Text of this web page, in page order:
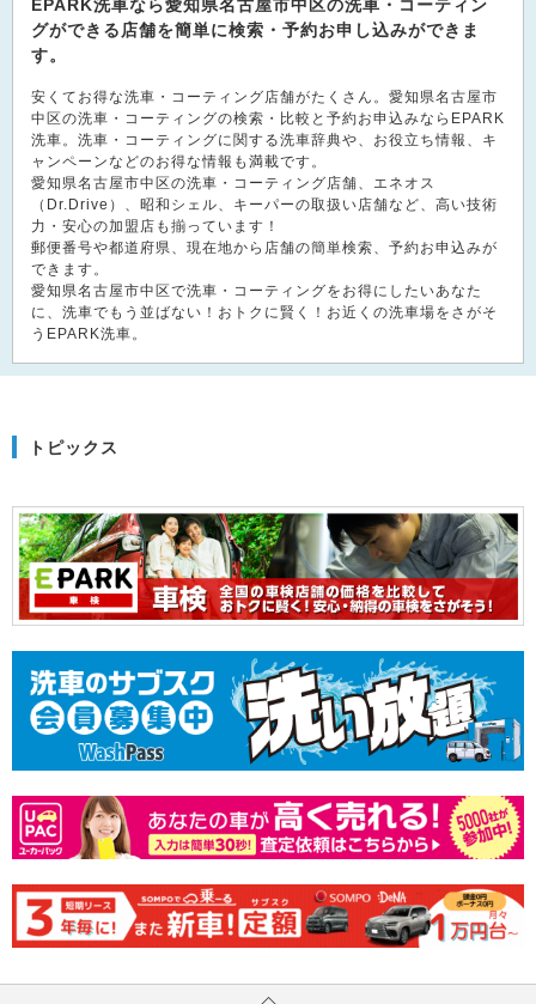
EPARK洗車なら愛知県名古屋市中区の洗車・コーティン
グができる店舗を簡単に検索・予約お申し込みができま
す。
安くてお得な洗車・コーティング店舗がたくさん。愛知県名古屋市
中区の洗車・コーティングの検索・比較と予約お申込みならEPARK
洗車。洗車・コーティングに関する洗車辞典や、お役立ち情報、キ
ャンペーンなどのお得な情報も満載です。
愛知県名古屋市中区の洗車・コーティング店舗、エネオス
（Dr.Drive）、昭和シェル、キーパーの取扱い店舗など、高い技術
力・安心の加盟店も揃っています！
郵便番号や都道府県、現在地から店舗の簡単検索、予約お申込みが
できます。
愛知県名古屋市中区で洗車・コーティングをお得にしたいあなた
に、洗車でもう並ばない！おトクに賢く！お近くの洗車場をさがそ
うEPARK洗車。
トピックス